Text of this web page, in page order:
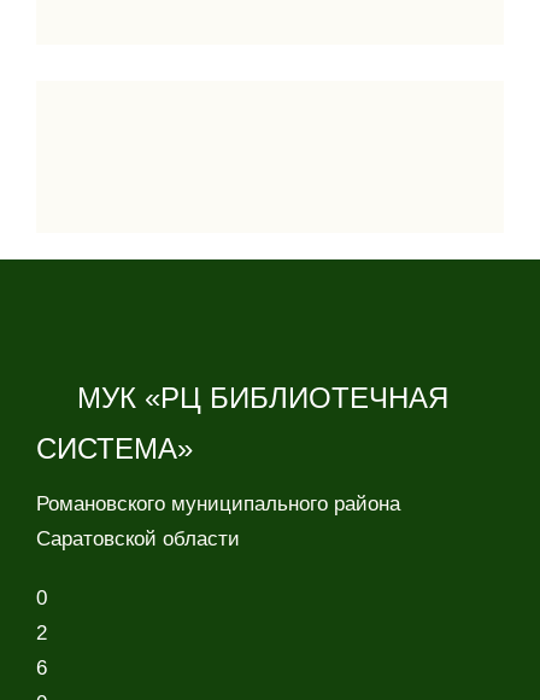
МУК «РЦ БИБЛИОТЕЧНАЯ
СИСТЕМА»
Романовского муниципального района
Саратовской области
0
2
6